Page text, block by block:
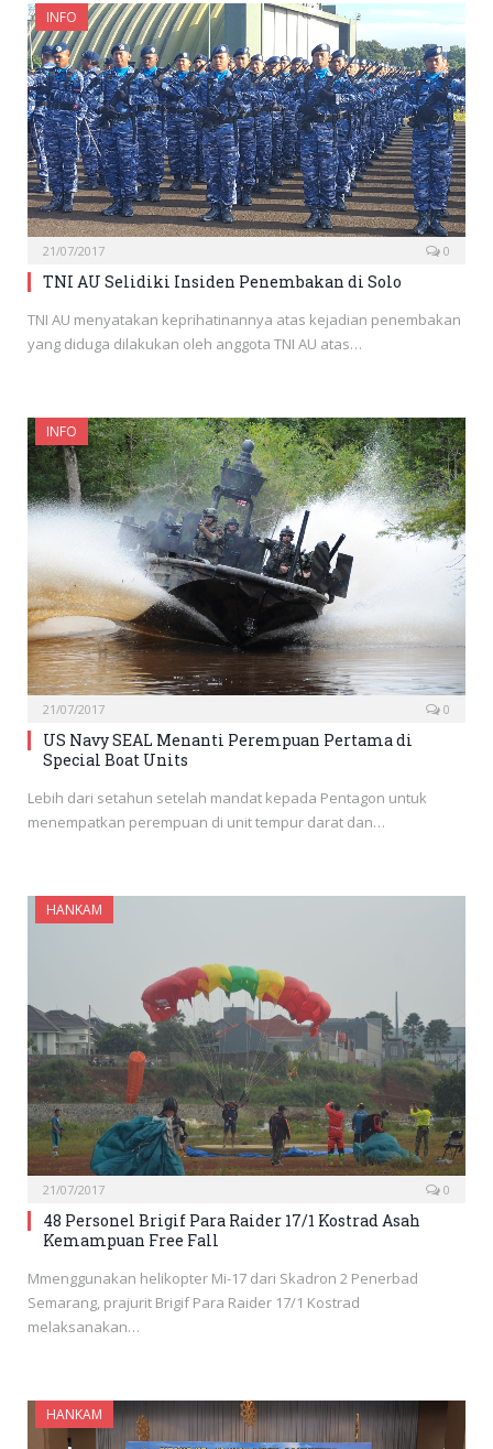
INFO
21/07/2017 0
TNI AU Selidiki Insiden Penembakan di Solo
TNI AU menyatakan keprihatinannya atas kejadian penembakan
yang diduga dilakukan oleh anggota TNI AU atas…
INFO
21/07/2017 0
US Navy SEAL Menanti Perempuan Pertama di
Special Boat Units
Lebih dari setahun setelah mandat kepada Pentagon untuk
menempatkan perempuan di unit tempur darat dan…
HANKAM
21/07/2017 0
48 Personel Brigif Para Raider 17/1 Kostrad Asah
Kemampuan Free Fall
Mmenggunakan helikopter Mi-17 dari Skadron 2 Penerbad
Semarang, prajurit Brigif Para Raider 17/1 Kostrad
melaksanakan…
HANKAM